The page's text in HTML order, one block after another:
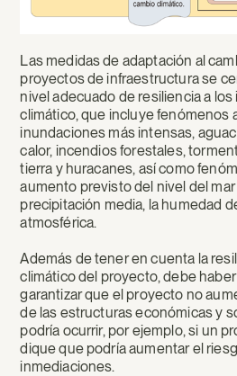
Las medidas de adaptación al
proyectos de infraestructura se
nivel adecuado de resiliencia a
climático, que incluye fenómenos
inundaciones más intensas,
calor, incendios forestales,
tierra y huracanes, así como
aumento previsto del nivel del
precipitación media, la humedad
atmosférica.
Además de tener en cuenta la
climático del proyecto, debe
garantizar que el proyecto no
de las estructuras económicas y
podría ocurrir, por ejemplo, si un
dique que podría aumentar el
inmediaciones.